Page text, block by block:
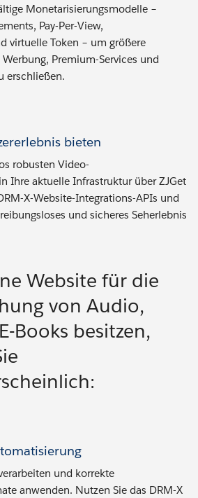
Monetarisierungsmodelle –
Pay-Per-View,
virtuelle Token – um größere
Premium-Services und
erschließen.
bieten
robusten Video-
Ihre aktuelle Infrastruktur über ZJGet
X-Website-Integrations-APIs und
und sicheres Seherlebnis
Website für die
von Audio,
Books besitzen,
und korrekte
anwenden. Nutzen Sie das DRM-X